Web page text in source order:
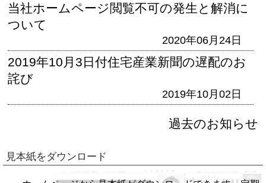
当社ホームページ閲覧不可の発生と解消に
ついて
2020年06月24日
2019年10月3日付住宅産業新聞の遅配のお
詫び
2019年10月02日
過去のお知らせ
見本紙をダウンロード